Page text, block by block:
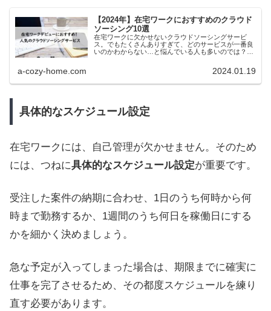
【2024年】在宅ワークにおすすめのクラウド
ソーシング10選
在宅ワークに欠かせないクラウドソーシングサービ
ス。でもたくさんありすぎて、どのサービスが一番良
いのかわからない…と悩んでいる人も多いのでは？大
a-cozy-home.com 2024.01.19
具体的なスケジュール設定
在宅ワークには、自己管理が欠かせません。そのため
には、つねに具体的なスケジュール設定が重要です。
受注した案件の納期に合わせ、1日のうち何時から何
時まで勤務するか、1週間のうち何日を稼働日にする
かを細かく決めましょう。
急な予定が入ってしまった場合は、期限までに確実に
仕事を完了させるため、その都度スケジュールを練り
直す必要があります。